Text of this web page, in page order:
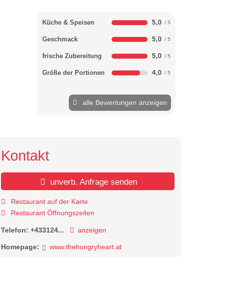
Küche & Speisen 5,0
Geschmack 5,0
frische Zubereitung 5,0
Größe der Portionen 4,0
alle Bewertungen anzeigen
Kontakt
unverb. Anfrage senden
Restaurant auf der Karte
Restaurant Öffnungszeiten
Telefon:+433124... anzeigen
Homepage: www.thehungryheart.at